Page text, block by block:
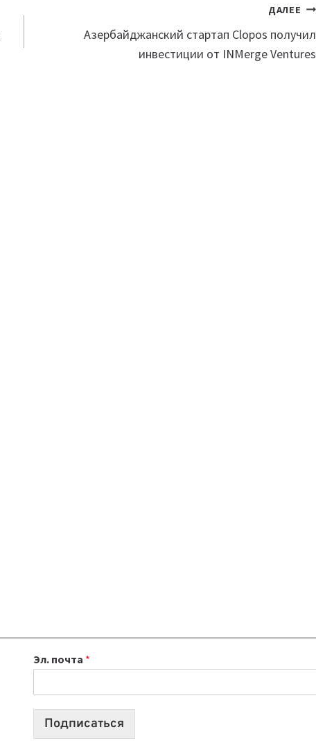
ДАЛЕЕ
Азербайджанский стартап Clopos получил
инвестиции от INMerge Ventures
Эл. почта *
Подписаться